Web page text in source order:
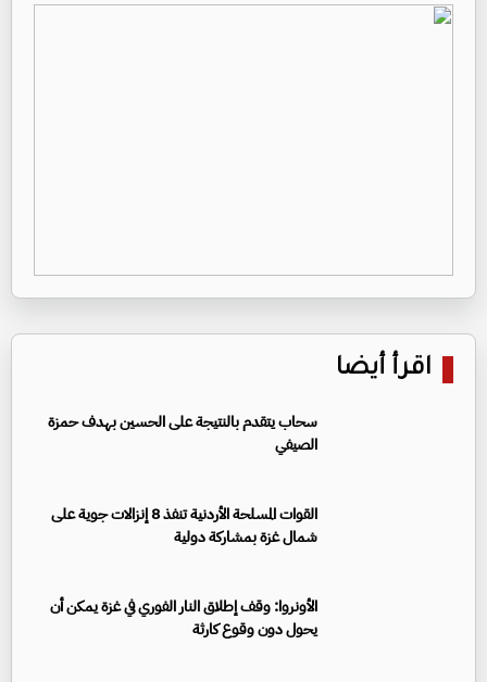
اقرأ أيضا
سحاب يتقدم بالنتيجة على الحسين بهدف حمزة
الصيفي
القوات المسلحة الأردنية تنفذ 8 إنزالات جوية على
شمال غزة بمشاركة دولية
الأونروا: وقف إطلاق النار الفوري في غزة يمكن أن
يحول دون وقوع كارثة